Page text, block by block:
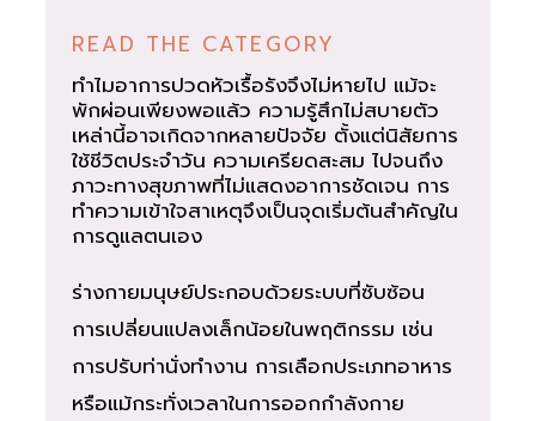
READ THE CATEGORY
ทำไมอาการปวดหัวเรื้อรังจึงไม่หายไป แม้จะ
พักผ่อนเพียงพอแล้ว ความรู้สึกไม่สบายตัว
เหล่านี้อาจเกิดจากหลายปัจจัย ตั้งแต่นิสัยการ
ใช้ชีวิตประจำวัน ความเครียดสะสม ไปจนถึง
ภาวะทางสุขภาพที่ไม่แสดงอาการชัดเจน การ
ทำความเข้าใจสาเหตุจึงเป็นจุดเริ่มต้นสำคัญใน
การดูแลตนเอง
ร่างกายมนุษย์ประกอบด้วยระบบที่ซับซ้อน
การเปลี่ยนแปลงเล็กน้อยในพฤติกรรม เช่น
การปรับท่านั่งทำงาน การเลือกประเภทอาหาร
หรือแม้กระทั่งเวลาในการออกกำลังกาย